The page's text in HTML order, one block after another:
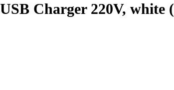
Charger 220V, white